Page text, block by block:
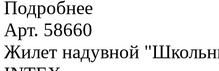
Подробнее
Арт. 58660
Жилет надувной